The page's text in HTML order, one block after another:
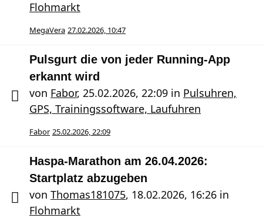
Flohmarkt
MegaVera 27.02.2026, 10:47
Pulsgurt die von jeder Running-App
erkannt wird
von Fabor, 25.02.2026, 22:09 in Pulsuhren,
GPS, Trainingssoftware, Laufuhren
Fabor 25.02.2026, 22:09
Haspa-Marathon am 26.04.2026:
Startplatz abzugeben
von Thomas181075, 18.02.2026, 16:26 in
Flohmarkt